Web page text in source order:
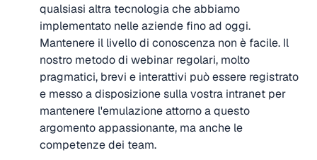
qualsiasi altra tecnologia che abbiamo
implementato nelle aziende fino ad oggi.
Mantenere il livello di conoscenza non è facile. Il
nostro metodo di webinar regolari, molto
pragmatici, brevi e interattivi può essere registrato
e messo a disposizione sulla vostra intranet per
mantenere l'emulazione attorno a questo
argomento appassionante, ma anche le
competenze dei team.